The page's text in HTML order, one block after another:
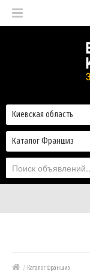
Каталог Франшиз
Киевская область
/ Каталог Франшиз